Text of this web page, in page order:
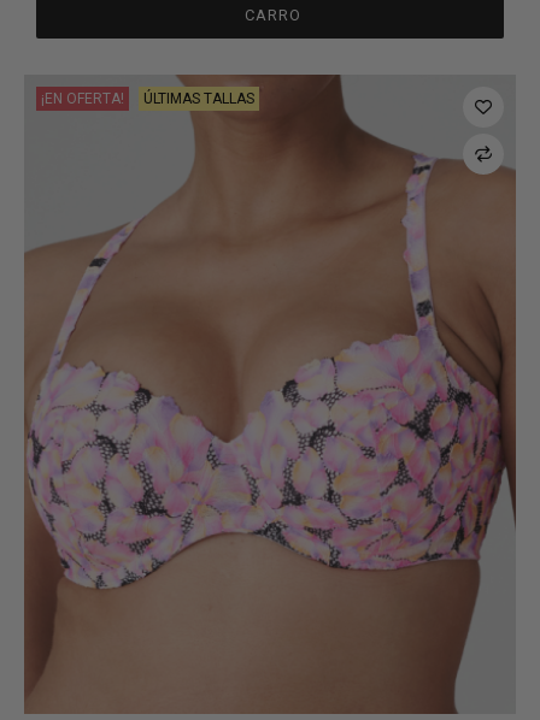
CARRO
¡EN OFERTA! ÚLTIMAS TALLAS